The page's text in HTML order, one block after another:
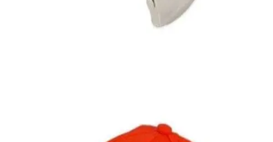
ΑΝΔΡΙΚΕΣ ΖΩΝΕΣ